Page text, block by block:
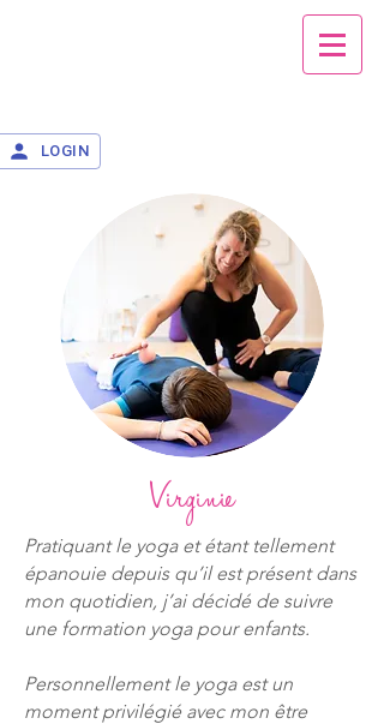
LOGIN
Virginie
Pratiquant le yoga et étant tellement
épanouie depuis qu’il est présent dans
mon quotidien, j’ai décidé de suivre
une formation yoga pour enfants.
Personnellement le yoga est un
moment privilégié avec mon être